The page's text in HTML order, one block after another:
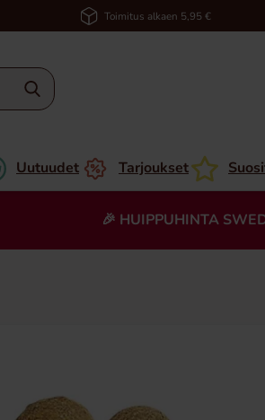
Toimitus alkaen 5,95 €
Uutuudet Tarjoukset
🎉 HUIPPUHINTA